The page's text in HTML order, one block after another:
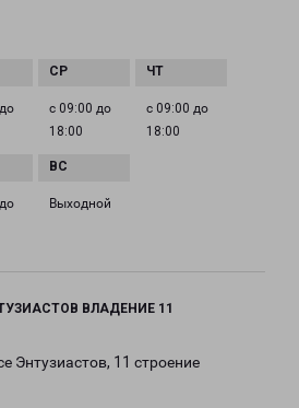
с 09:00 до
18:00
с 09:00 до
18:00
Выходной
ВЛАДЕНИЕ 11
Энтузиастов, 11 строение